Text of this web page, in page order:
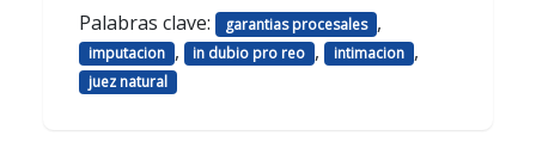
Palabras clave: garantias procesales ,
imputacion , in dubio pro reo , intimacion ,
juez natural